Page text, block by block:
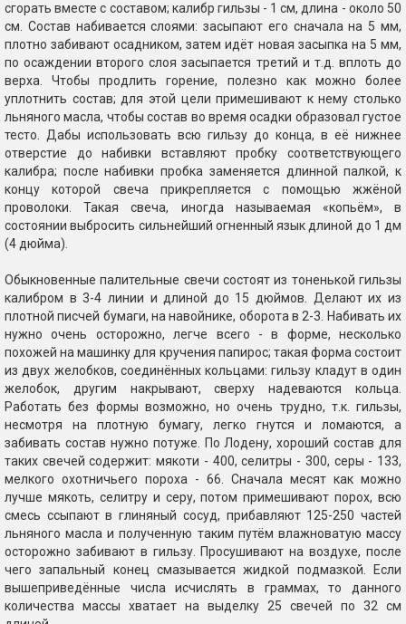
сгорать вместе с составом; калибр гильзы - 1 см, длина - около 50
см. Состав набивается слоями: засыпают его сначала на 5 мм,
плотно забивают осадником, затем идёт новая засыпка на 5 мм,
по осаждении второго слоя засыпается третий и т.д. вплоть до
верха. Чтобы продлить горение, полезно как можно более
уплотнить состав; для этой цели примешивают к нему столько
льняного масла, чтобы состав во время осадки образовал густое
тесто. Дабы использовать всю гильзу до конца, в её нижнее
отверстие до набивки вставляют пробку соответствующего
калибра; после набивки пробка заменяется длинной палкой, к
концу которой свеча прикрепляется с помощью жжёной
проволоки. Такая свеча, иногда называемая «копьём», в
состоянии выбросить сильнейший огненный язык длиной до 1 дм
(4 дюйма).
Обыкновенные палительные свечи состоят из тоненькой гильзы
калибром в 3-4 линии и длиной до 15 дюймов. Делают их из
плотной писчей бумаги, на навойнике, оборота в 2-3. Набивать их
нужно очень осторожно, легче всего - в форме, несколько
похожей на машинку для кручения папирос; такая форма состоит
из двух желобков, соединённых кольцами: гильзу кладут в один
желобок, другим накрывают, сверху надеваются кольца.
Работать без формы возможно, но очень трудно, т.к. гильзы,
несмотря на плотную бумагу, легко гнутся и ломаются, а
забивать состав нужно потуже. По Лодену, хороший состав для
таких свечей содержит: мякоти - 400, селитры - 300, серы - 133,
мелкого охотничьего пороха - 66. Сначала месят как можно
лучше мякоть, селитру и серу, потом примешивают порох, всю
смесь ссыпают в глиняный сосуд, прибавляют 125-250 частей
льняного масла и полученную таким путём влажноватую массу
осторожно забивают в гильзу. Просушивают на воздухе, после
чего запальный конец смазывается жидкой подмазкой. Если
вышеприведённые числа исчислять в граммах, то данного
количества массы хватает на выделку 25 свечей по 32 см